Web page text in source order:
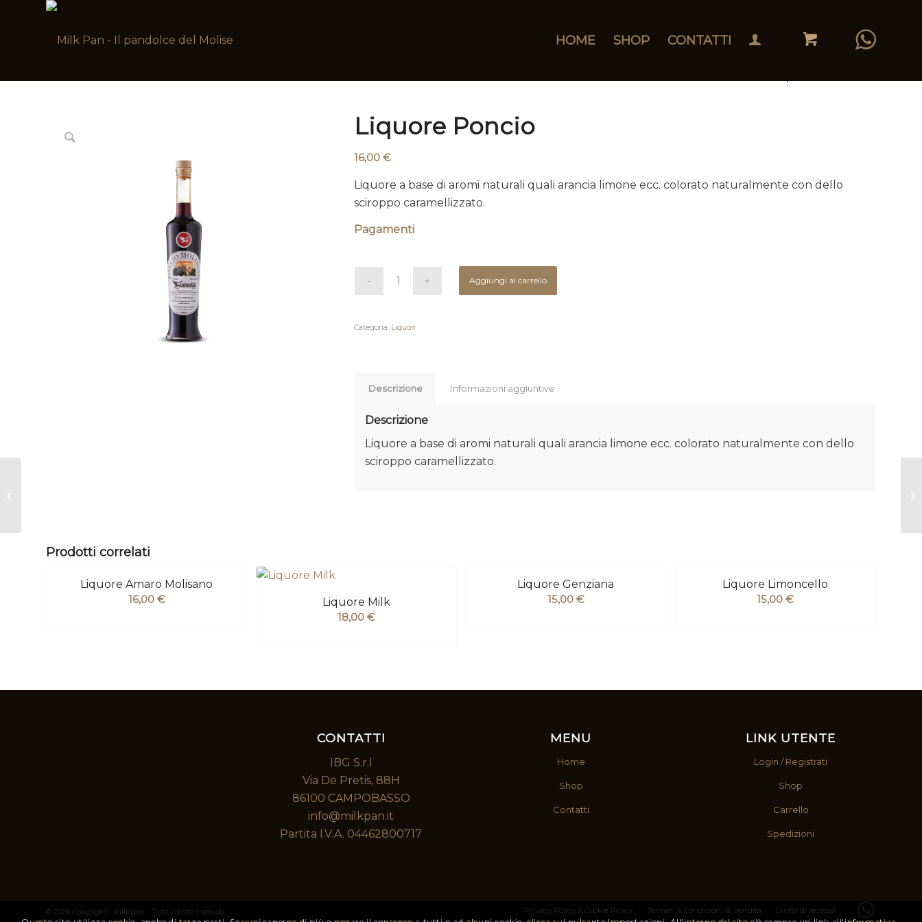
HOME SHOP CONTATTI
Liquore Poncio
16,00€
Liquore a base di aromi naturali quali arancia limone ecc. colorato naturalmente con dello
sciroppo caramellizzato.
Pagamenti
Aggiungi al carrello
Categoria: Liquori
Descrizione Informazioni aggiuntive
Descrizione
Liquore a base di aromi naturali quali arancia limone ecc. colorato naturalmente con dello
sciroppo caramellizzato.
Prodotti correlati
Liquore Amaro Molisano
16,00 €
Liquore Milk
18,00 €
Liquore Genziana
15,00 €
Liquore Limoncello
15,00€
CONTATTI
IBG S.r.l
Via De Pretis, 88H
86100 CAMPOBASSO
info@milkpan.it
Partita I.V.A. 04462800717
MENU
Home
Shop
Contatti
LINK UTENTE
Login / Registrati
Shop
Carrello
Spedizioni
© 2026 Copyright - Milkpan - Tutti i diritti riservati Privacy Policy & Cookie Policy Termini & Condizioni di vendita Diritto di recesso